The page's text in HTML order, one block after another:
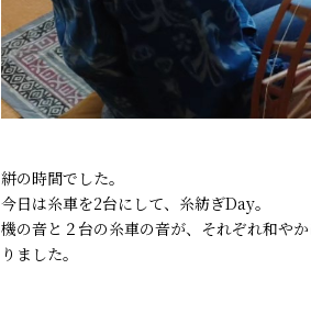
絣の時間でした。
今日は糸車を2台にして、糸紡ぎDay。
機の音と２台の糸車の音が、それぞれ和や
りました。